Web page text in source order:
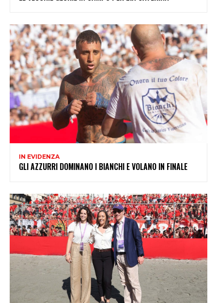
IN EVIDENZA
GLI AZZURRI DOMINANO I BIANCHI E VOLANO IN FINALE